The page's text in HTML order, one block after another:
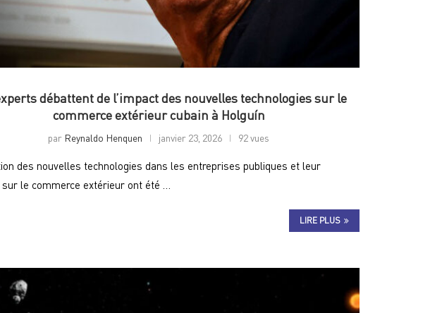
débattent de l’impact des nouvelles technologies sur le
commerce extérieur cubain à Holguín
par Reynaldo Henquen janvier 23, 2026 92 vues
des nouvelles technologies dans les entreprises publiques et leur
le commerce extérieur ont été …
LIRE PLUS